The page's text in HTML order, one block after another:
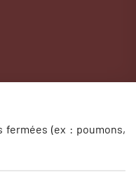
(ex : poumons,